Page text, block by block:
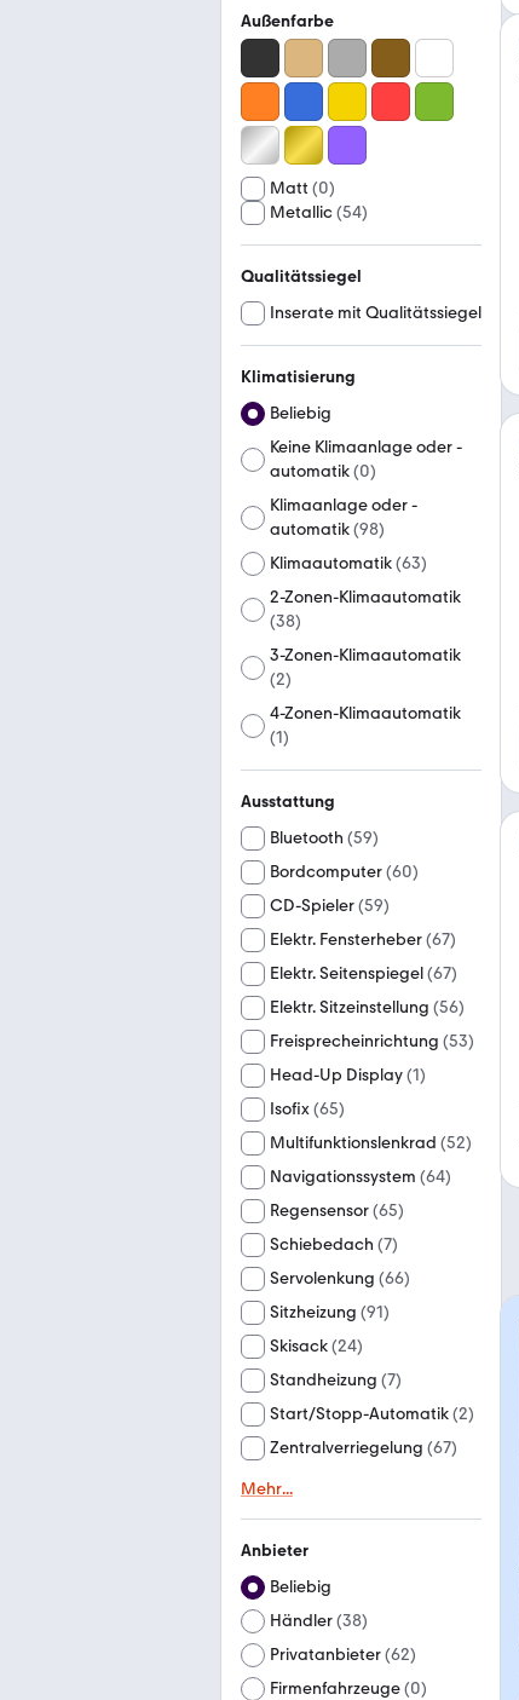
Außenfarbe
Matt (0)
Metallic(54)
Qualitätssiegel
Inserate mit Qualitätssiegel
Klimatisierung
Beliebig
Keine Klimaanlage oder -
automatik(0)
Klimaanlage oder -
automatik(98)
Klimaautomatik(63)
2-Zonen-Klimaautomatik
(38)
3-Zonen-Klimaautomatik
(2)
4-Zonen-Klimaautomatik
(1)
Ausstattung
Bluetooth (59)
Bordcomputer(60)
CD-Spieler(59)
Elektr. Fensterheber(67)
Elektr. Seitenspiegel(67)
Elektr. Sitzeinstellung (56)
Freisprecheinrichtung (53)
Head-Up Display(1)
Isofix(65)
Multifunktionslenkrad (52)
Navigationssystem (64)
Regensensor(65)
Schiebedach (7)
Servolenkung (66)
Sitzheizung (91)
Skisack(24)
Standheizung (7)
Start/Stopp-Automatik(2)
Zentralverriegelung (67)
Mehr...
Anbieter
Beliebig
Händler(38)
Privatanbieter(62)
Firmenfahrzeuge(0)